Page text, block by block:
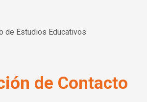
de Estudios Educativos
de Contacto